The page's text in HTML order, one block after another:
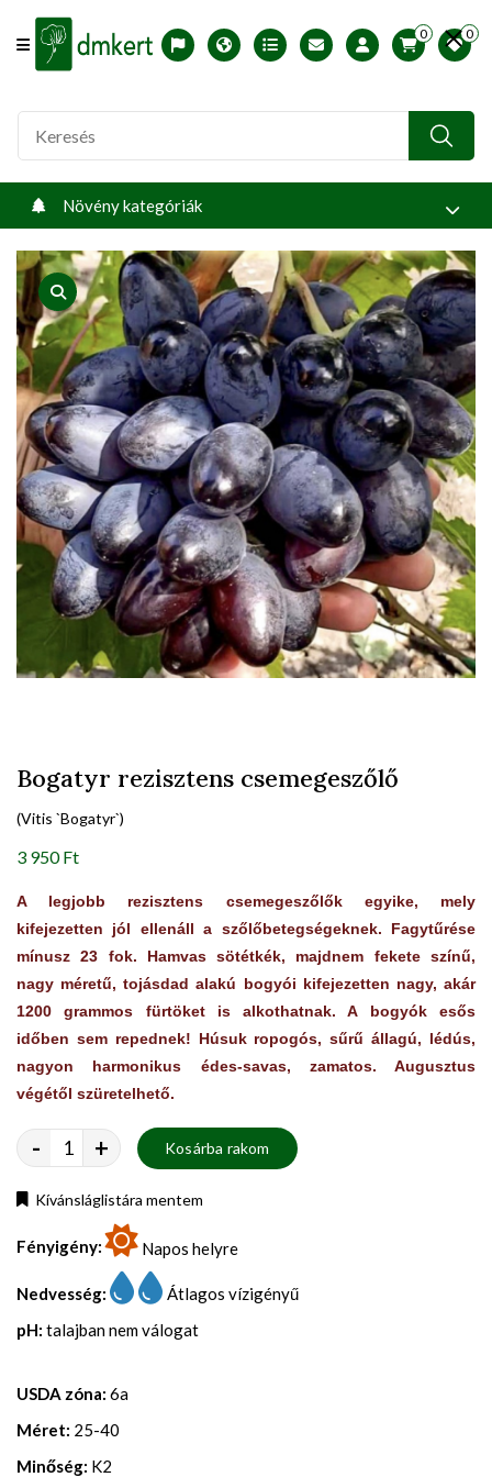
Offcanvas Menu Open
English version
Télállósági zónák
Nyomtatható ABC árjegyzék
Profilom
0 0
Növény kategóriák
product view
Bogatyr rezisztens csemegeszőlő
(Vitis `Bogatyr`)
3 950 Ft
A legjobb rezisztens csemegeszőlők egyike, mely
kifejezetten jól ellenáll a szőlőbetegségeknek. Fagytűrése
mínusz 23 fok. Hamvas sötétkék, majdnem fekete színű,
nagy méretű, tojásdad alakú bogyói kifejezetten nagy, akár
1200 grammos fürtöket is alkothatnak. A bogyók esős
időben sem repednek! Húsuk ropogós, sűrű állagú, lédús,
nagyon harmonikus édes-savas, zamatos. Augusztus
végétől szüretelhető.
- + Kosárba rakom
Kívánsláglistára mentem
Fényigény: Napos helyre
Nedvesség:
Átlagos vízigényű
pH: talajban nem válogat
USDA zóna: 6a
Méret: 25-40
Minőség: K2